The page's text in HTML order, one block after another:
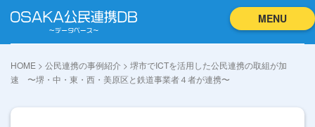
MENU
HOME > 公民連携の事例紹介 > 堺市でICTを活用した公民連携の取組が加
速 〜堺・中・東・西・美原区と鉄道事業者４者が連携〜